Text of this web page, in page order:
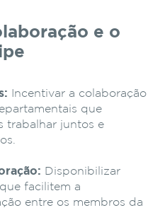
e o
Incentivar a colaboração
que
trabalhar juntos e
Disponibilizar
facilitem a
entre os membros da